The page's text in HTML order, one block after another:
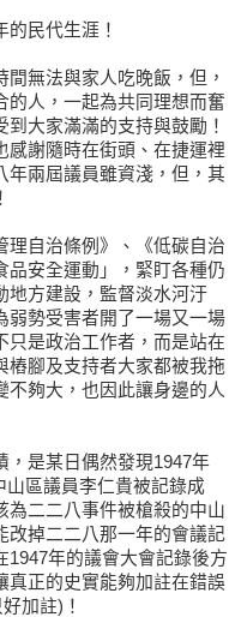
民代生涯！
無法與家人吃晚飯，但，
的人，一起為共同理想而奮
大家滿滿的支持與鼓勵！
感謝隨時在街頭、在捷運裡
年兩屆議員雖資淺，但，其
理自治條例》、《低碳自治
品安全運動」，緊盯各種仍
地方建設，監督淡水河汙
弱勢受害者開了一場又一場
只是政治工作者，而是站在
樁腳及支持者大家都被我拖
不夠大，也因此讓身邊的人
，是某日偶然發現1947年
山區議員李仁貴被記錄成
為二二八事件被槍殺的中山
改掉二二八那一年的會議記
年的議會大會記錄後方
真正的史實能夠加註在錯誤
加註)！